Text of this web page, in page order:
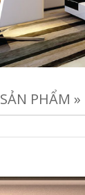
SẢN PHẨM »